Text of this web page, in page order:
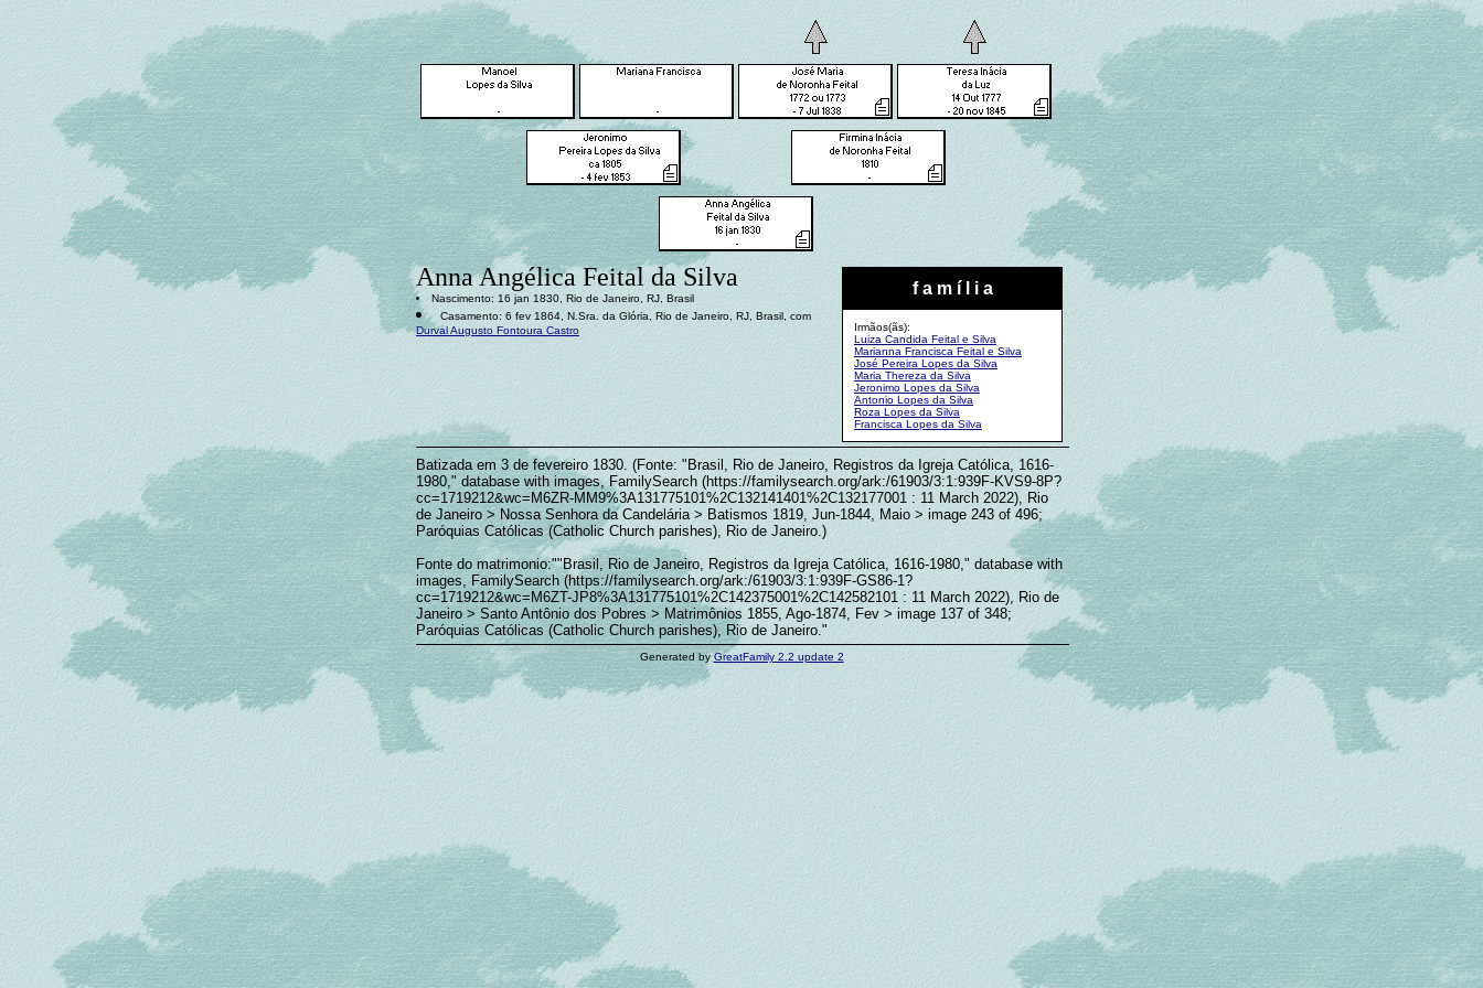
f a m í l i a
Irmãos(ãs):
Luiza Candida Feital e Silva
Marianna Francisca Feital e Silva
José Pereira Lopes da Silva
Maria Thereza da Silva
Jeronimo Lopes da Silva
Antonio Lopes da Silva
Roza Lopes da Silva
Francisca Lopes da Silva
Anna Angélica Feital da Silva
Nascimento: 16 jan 1830, Rio de Janeiro, RJ, Brasil
Casamento: 6 fev 1864, N.Sra. da Glória, Rio de Janeiro, RJ, Brasil, com
Durval Augusto Fontoura Castro
Batizada em 3 de fevereiro 1830. (Fonte: "Brasil, Rio de Janeiro, Registros da Igreja Católica, 1616-
1980," database with images, FamilySearch (https://familysearch.org/ark:/61903/3:1:939F-KVS9-8P?
cc=1719212&wc=M6ZR-MM9%3A131775101%2C132141401%2C132177001 : 11 March 2022), Rio
de Janeiro > Nossa Senhora da Candelária > Batismos 1819, Jun-1844, Maio > image 243 of 496;
Paróquias Católicas (Catholic Church parishes), Rio de Janeiro.)
Fonte do matrimonio:""Brasil, Rio de Janeiro, Registros da Igreja Católica, 1616-1980," database with
images, FamilySearch (https://familysearch.org/ark:/61903/3:1:939F-GS86-1?
cc=1719212&wc=M6ZT-JP8%3A131775101%2C142375001%2C142582101 : 11 March 2022), Rio de
Janeiro > Santo Antônio dos Pobres > Matrimônios 1855, Ago-1874, Fev > image 137 of 348;
Paróquias Católicas (Catholic Church parishes), Rio de Janeiro."
Generated byGreatFamily 2.2 update 2